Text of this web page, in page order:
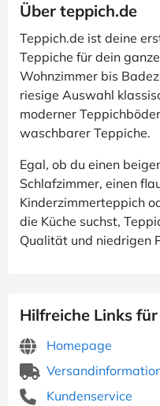
Über teppich.de
Teppich.de ist deine
Teppiche für dein
Wohnzimmer bis
riesige Auswahl
moderner
waschbarer Teppiche.
Egal, ob du einen
Schlafzimmer, einen
Kinderzimmerteppich
die Küche suchst,
Qualität und niedrigen
Hilfreiche Links
Homepage
Kundenservice